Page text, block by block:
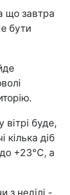
що завтра
бути
вітрі буде,
кілька діб
+23°С, а
з неділі -